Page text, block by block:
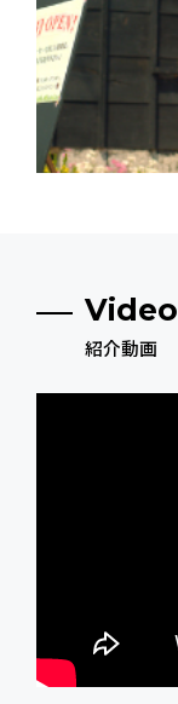
Video
紹介動画